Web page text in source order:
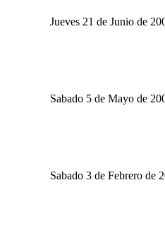
Jueves 21 de Junio de
Sabado 5 de Mayo de
Sabado 3 de Febrero de